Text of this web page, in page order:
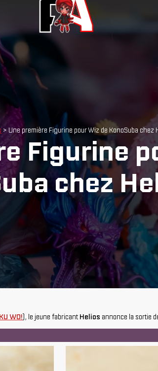
> Une première Figurine pour Wiz de KonoSuba chez
Figurine
chez
WO!), le jeune fabricant Helios annonce la sortie